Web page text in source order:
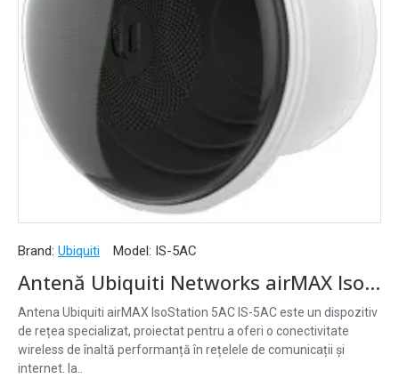
Brand: Ubiquiti Model: IS-5AC
Antenă Ubiquiti Networks airMAX IsoStation 5AC, 45 grade, 14 dBi, PoE, 10+ km - IS-5AC
Antena Ubiquiti airMAX IsoStation 5AC IS-5AC este un dispozitiv
de rețea specializat, proiectat pentru a oferi o conectivitate
wireless de înaltă performanță în rețelele de comunicații și
internet. Ia..